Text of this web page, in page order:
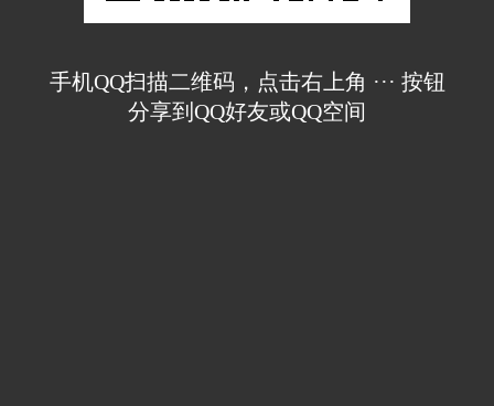
手机QQ扫描二维码，点击右上角 ··· 按钮
分享到QQ好友或QQ空间